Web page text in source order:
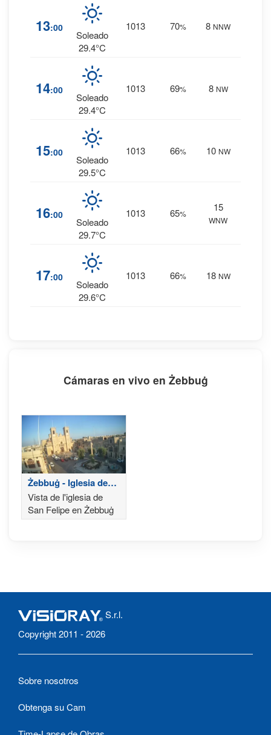
13:00
Soleado
29.4°C
1013 70% 8 NNW
14:00
Soleado
29.4°C
1013 69% 8 NW
15:00
Soleado
29.5°C
1013 66% 10 NW
16:00
Soleado
29.7°C
1013 65%
15
WNW
17:00
Soleado
29.6°C
1013 66% 18 NW
Cámaras en vivo en Żebbuġ
Żebbuġ - Iglesia de
San Felipe
Vista de l'iglesia de
San Felipe en Żebbuġ
S.r.l.
Copyright 2011 - 2026
Sobre nosotros
Obtenga su Cam